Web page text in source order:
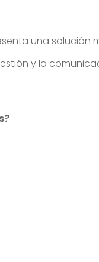
una solución
y la